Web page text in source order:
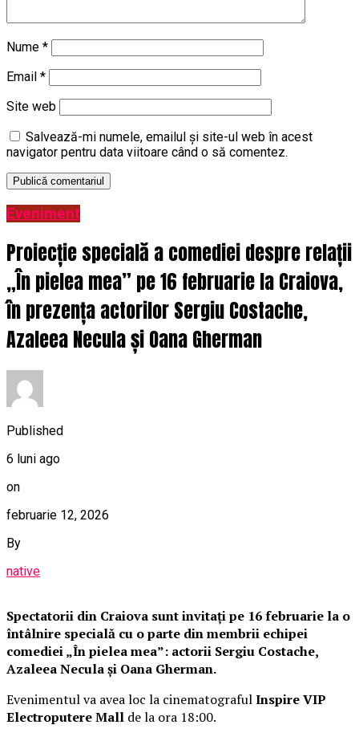
Nume *
Email *
Site web
Salvează-mi numele, emailul și site-ul web în acest
navigator pentru data viitoare când o să comentez.
Eveniment
Proiecție specială a comediei despre relații
„În pielea mea” pe 16 februarie la Craiova,
în prezența actorilor Sergiu Costache,
Azaleea Necula și Oana Gherman
Published
6 luni ago
on
februarie 12, 2026
By
native
Spectatorii din Craiova sunt invitați pe 16 februarie la o
întâlnire specială cu o parte din membrii echipei
comediei „În pielea mea”: actorii Sergiu Costache,
Azaleea Necula și Oana Gherman.
Evenimentul va avea loc la cinematografulInspire VIP
Electroputere Mall de la ora 18:00.